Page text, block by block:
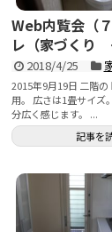
Web内覧会（
レ（家づくり
2018/4/25
2015年9月19日 二階
用。 広さは1畳サイズ
分広く感じます。 ...
記事を